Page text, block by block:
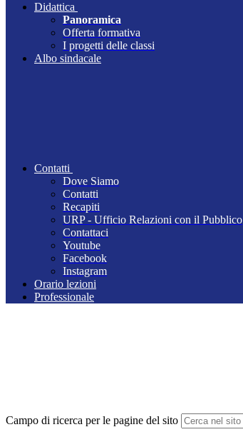
Didattica
Panoramica
Offerta formativa
I progetti delle classi
Albo sindacale
Contatti
Dove Siamo
Contatti
Recapiti
URP - Ufficio Relazioni con il Pubblico
Contattaci
Youtube
Facebook
Instagram
Orario lezioni
Professionale
Campo di ricerca per le pagine del sito